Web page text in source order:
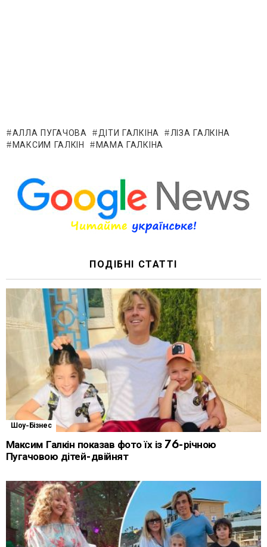
АЛЛА ПУГАЧОВА ДІТИ ГАЛКІНА
ЛІЗА ГАЛКІНА
МАКСИМ ГАЛКІН
МАМА ГАЛКІНА
ПОДІБНІ СТАТТІ
Шоу-Бізнес
Максим Галкін показав фото їх із 76-річною
Пугачовою дітей-двійнят